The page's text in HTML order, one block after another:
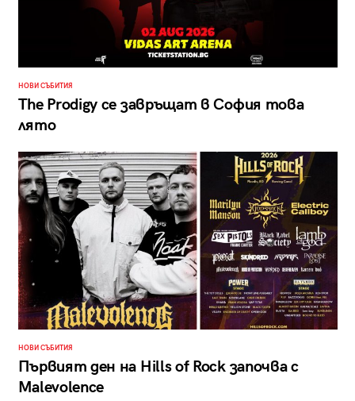
НОВИ СЪБИТИЯ
The Prodigy се завръщат в София това
лято
НОВИ СЪБИТИЯ
Първият ден на Hills of Rock започва с
Malevolence